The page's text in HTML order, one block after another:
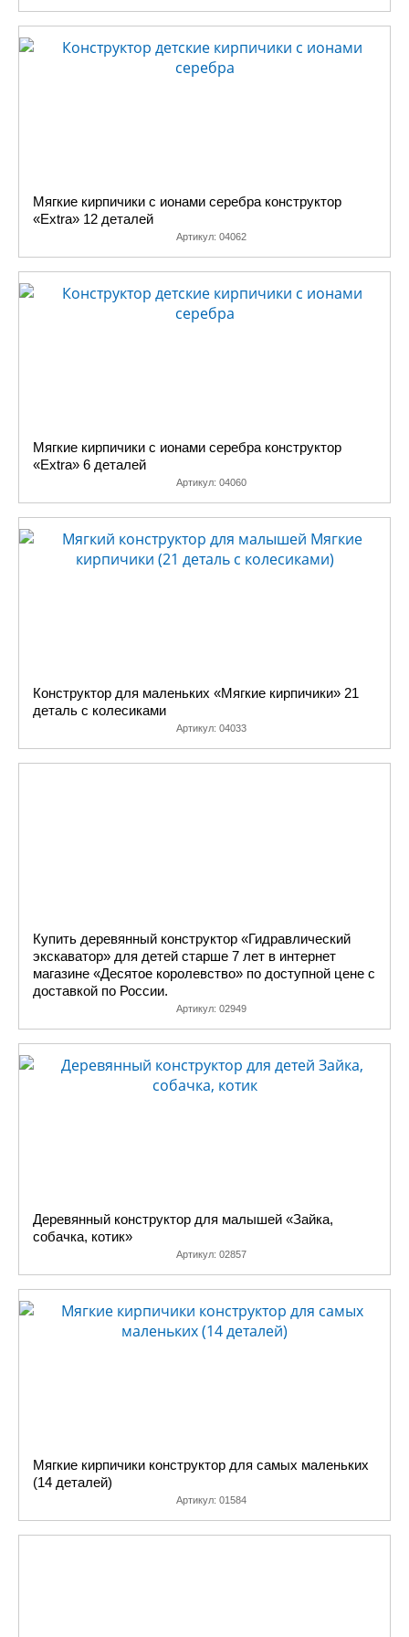
закладывает в сознание ребенка навыки пространственного и
чувство красоты и даже чувство гармонии, воспитывает
целеустремленность, тренирует ловкость. С помощью достаточно
ритма, пропорций, масштаба, красоты и композиции.
Мягкие кирпичики с ионами серебра конструктор
«Extra» 12 деталей
Артикул: 04062
Мягкие кирпичики с ионами серебра конструктор
«Extra» 6 деталей
Артикул: 04060
Конструктор для маленьких «Мягкие кирпичики» 21
деталь с колесиками
Артикул: 04033
Купить деревянный конструктор «Гидравлический
экскаватор» для детей старше 7 лет в интернет
магазине «Десятое королевство» по доступной цене с
доставкой по России.
Артикул: 02949
Деревянный конструктор для малышей «Зайка,
собачка, котик»
Артикул: 02857
Мягкие кирпичики конструктор для самых маленьких
(14 деталей)
Артикул: 01584